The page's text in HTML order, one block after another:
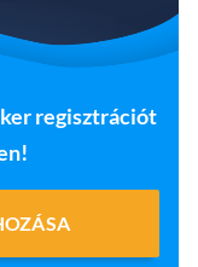
regisztrációt